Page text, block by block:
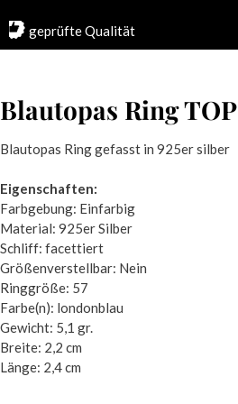
geprüfte Qualität
Blautopas Ring TOP
Blautopas Ring gefasst in 925er silber
Eigenschaften:
Farbgebung: Einfarbig
Material: 925er Silber
Schliff: facettiert
Größenverstellbar: Nein
Ringgröße: 57
Farbe(n): londonblau
Gewicht: 5,1 gr.
Breite: 2,2 cm
Länge: 2,4 cm